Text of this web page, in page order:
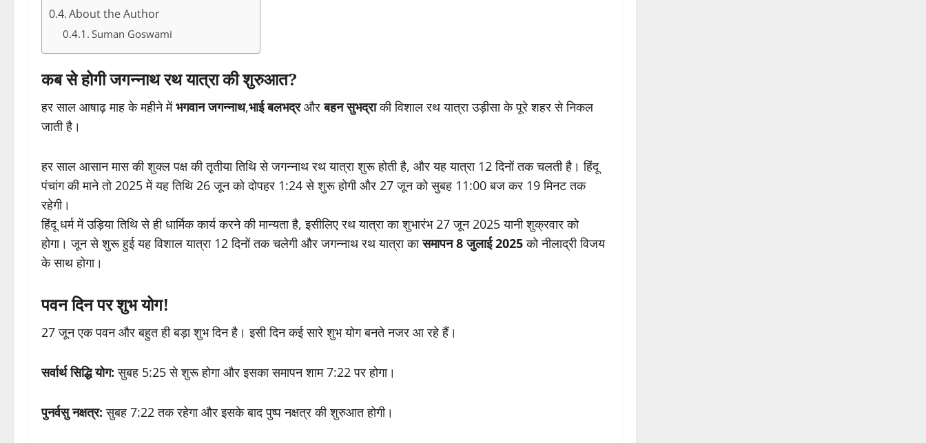
About the Author
Suman Goswami
कब से होगी जगन्नाथ रथ यात्रा की शुरुआत?
हर साल आषाढ़ माह के महीने मेंभगवान जगन्नाथ,भाई बलभद्रऔरबहन सुभद्राकी विशाल रथ यात्रा उड़ीसा के पूरे शहर से निकल
जाती है।
हर साल आसान मास की शुक्ल पक्ष की तृतीया तिथि से जगन्नाथ रथ यात्रा शुरू होती है, और यह यात्रा 12 दिनों तक चलती है। हिंदू
पंचांग की माने तो 2025 में यह तिथि 26 जून को दोपहर 1:24 से शुरू होगी और 27 जून को सुबह 11:00 बज कर 19 मिनट तक
रहेगी।
हिंदू धर्म में उड़िया तिथि से ही धार्मिक कार्य करने की मान्यता है, इसीलिए रथ यात्रा का शुभारंभ 27 जून 2025 यानी शुक्रवार को
होगा। जून से शुरू हुई यह विशाल यात्रा 12 दिनों तक चलेगी और जगन्नाथ रथ यात्रा कासमापन 8 जुलाई 2025को नीलाद्री विजय
के साथ होगा।
पवन दिन पर शुभ योग!
27 जून एक पवन और बहुत ही बड़ा शुभ दिन है। इसी दिन कई सारे शुभ योग बनते नजर आ रहे हैं।
सर्वार्थ सिद्धि योग: सुबह 5:25 से शुरू होगा और इसका समापन शाम 7:22 पर होगा।
पुनर्वसु नक्षत्र: सुबह 7:22 तक रहेगा और इसके बाद पुष्प नक्षत्र की शुरुआत होगी।